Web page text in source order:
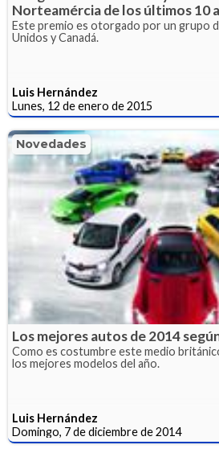
Norteamércia de los últimos 10
Este premio es otorgado por un grupo
Unidos y Canadá.
Luis Hernández
Lunes, 12 de enero de 2015
Novedades
Los mejores autos de 2014
Como es costumbre este medio
los mejores modelos del año.
Luis Hernández
Domingo, 7 de diciembre de 2014